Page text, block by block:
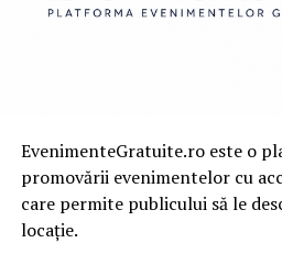
țesătură densă (140 g/m²),
să protejeze plantele fără a le
fotosintezei.
Structura metalică galvanizată
EvenimenteGratuite.ro este o
promovării evenimentelor cu
care permite publicului să le
locație.